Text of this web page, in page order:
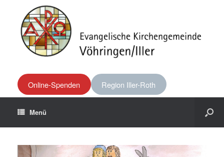
Online-Spenden Region Iller-Roth
Menü